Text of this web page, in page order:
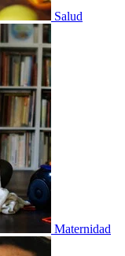
Salud
Maternidad